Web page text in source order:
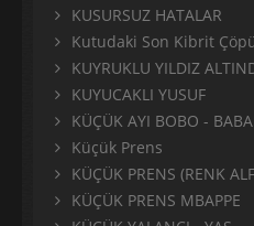
KUSURSUZ HATALAR
Kutudaki Son Kibrit
KUYRUKLU YILDIZ
KUYUCAKLI YUSUF
KÜÇÜK AYI BOBO -
Küçük Prens
KÜÇÜK PRENS (RENK
KÜÇÜK PRENS MBAPPE